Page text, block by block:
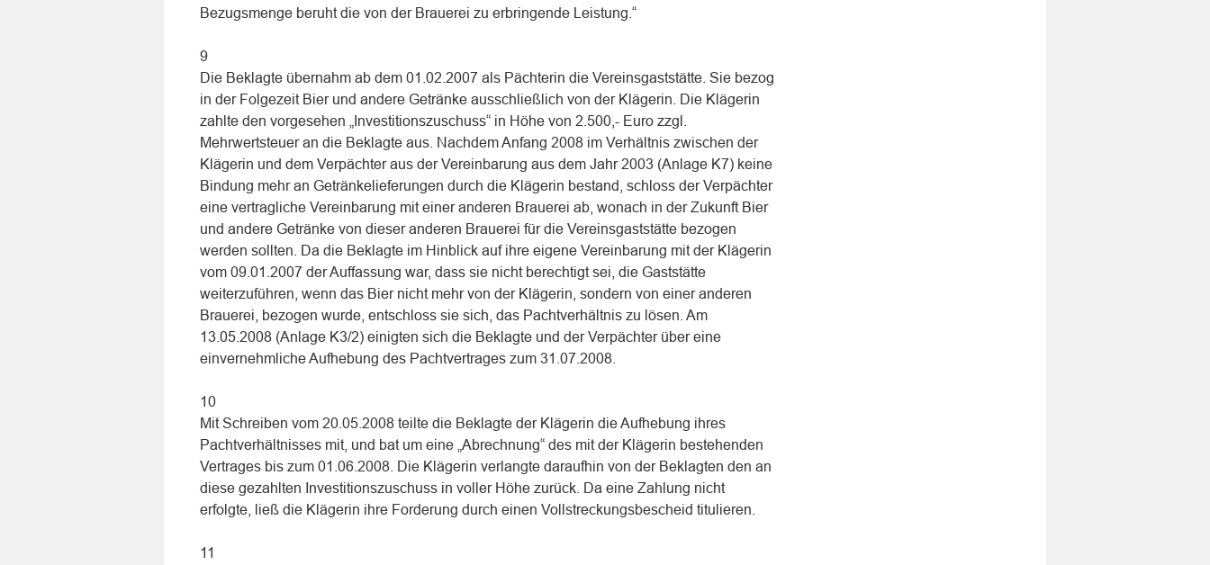
Bezugsmenge beruht die von der Brauerei zu erbringende Leistung.“
9
Die Beklagte übernahm ab dem 01.02.2007 als Pächterin die Vereinsgaststätte. Sie bezog
in der Folgezeit Bier und andere Getränke ausschließlich von der Klägerin. Die Klägerin
zahlte den vorgesehen „Investitionszuschuss“ in Höhe von 2.500,- Euro zzgl.
Mehrwertsteuer an die Beklagte aus. Nachdem Anfang 2008 im Verhältnis zwischen der
Klägerin und dem Verpächter aus der Vereinbarung aus dem Jahr 2003 (Anlage K7) keine
Bindung mehr an Getränkelieferungen durch die Klägerin bestand, schloss der Verpächter
eine vertragliche Vereinbarung mit einer anderen Brauerei ab, wonach in der Zukunft Bier
und andere Getränke von dieser anderen Brauerei für die Vereinsgaststätte bezogen
werden sollten. Da die Beklagte im Hinblick auf ihre eigene Vereinbarung mit der Klägerin
vom 09.01.2007 der Auffassung war, dass sie nicht berechtigt sei, die Gaststätte
weiterzuführen, wenn das Bier nicht mehr von der Klägerin, sondern von einer anderen
Brauerei, bezogen wurde, entschloss sie sich, das Pachtverhältnis zu lösen. Am
13.05.2008 (Anlage K3/2) einigten sich die Beklagte und der Verpächter über eine
einvernehmliche Aufhebung des Pachtvertrages zum 31.07.2008.
10
Mit Schreiben vom 20.05.2008 teilte die Beklagte der Klägerin die Aufhebung ihres
Pachtverhältnisses mit, und bat um eine „Abrechnung“ des mit der Klägerin bestehenden
Vertrages bis zum 01.06.2008. Die Klägerin verlangte daraufhin von der Beklagten den an
diese gezahlten Investitionszuschuss in voller Höhe zurück. Da eine Zahlung nicht
erfolgte, ließ die Klägerin ihre Forderung durch einen Vollstreckungsbescheid titulieren.
11